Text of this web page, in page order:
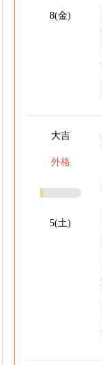
8(金)
大吉
外格
5(土)